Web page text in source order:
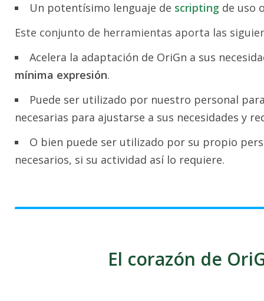
Un potentísimo lenguaje de scripting de uso
Este conjunto de herramientas aporta las
Acelera la adaptación de OriGn a sus
mínima expresión.
Puede ser utilizado por nuestro personal
necesarias para ajustarse a sus necesidades y
O bien puede ser utilizado por su propio
necesarios, si su actividad así lo requiere.
El corazón de